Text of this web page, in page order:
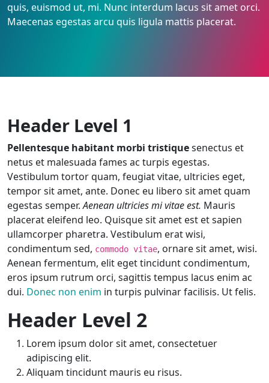
quis, euismod ut, mi. Nunc interdum lacus sit amet orci.
Maecenas egestas arcu quis ligula mattis placerat.
Header Level 1
Pellentesque habitant morbi tristiquesenectus et
netus et malesuada fames ac turpis egestas.
Vestibulum tortor quam, feugiat vitae, ultricies eget,
tempor sit amet, ante. Donec eu libero sit amet quam
egestas semper.Aenean ultricies mi vitae est. Mauris
placerat eleifend leo. Quisque sit amet est et sapien
ullamcorper pharetra. Vestibulum erat wisi,
condimentum sed, commodo vitae, ornare sit amet, wisi.
Aenean fermentum, elit eget tincidunt condimentum,
eros ipsum rutrum orci, sagittis tempus lacus enim ac
dui. Donec non enim in turpis pulvinar facilisis. Ut felis.
Header Level 2
Lorem ipsum dolor sit amet, consectetuer
adipiscing elit.
Aliquam tincidunt mauris eu risus.